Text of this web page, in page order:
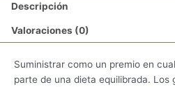
Descripción
Valoraciones (0)
Suministrar como un premio en
parte de una dieta equilibrada. Los